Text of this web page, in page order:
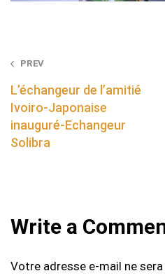
Post
navigation
PREV
L’échangeur de l’amitié
Ivoiro-Japonaise
inauguré-Echangeur
Solibra
Write a
Votre adresse e-mail ne sera